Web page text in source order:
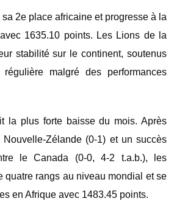
2e place africaine et progresse à la
1635.10 points. Les Lions de la
stabilité sur le continent, soutenus
malgré des performances
la plus forte baisse du mois. Après
Zélande (0-1) et un succès
le Canada (0-0, 4-2 t.a.b.), les
quatre rangs au niveau mondial et se
en Afrique avec 1483.45 points.